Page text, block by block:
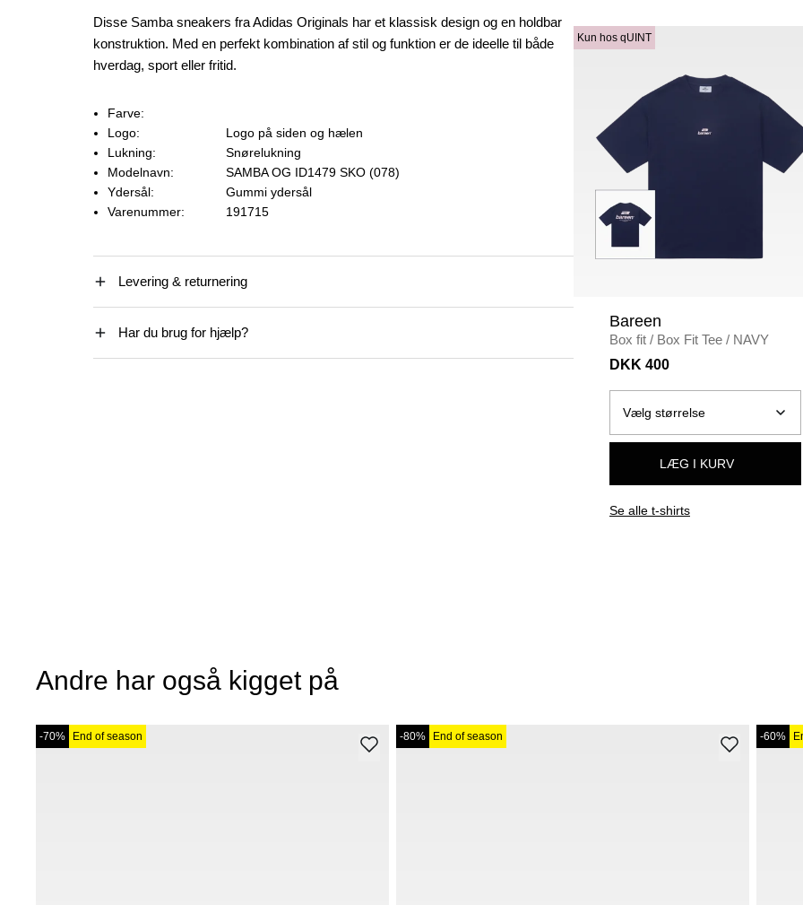
Disse Samba sneakers fra Adidas Originals har et klassisk design og en holdbar
konstruktion. Med en perfekt kombination af stil og funktion er de ideelle til både
hverdag, sport eller fritid.
Farve:
Logo:
Logo på siden og hælen
Lukning:
Snørelukning
Modelnavn:
SAMBA OG ID1479 SKO (078)
Ydersål:
Gummi ydersål
Varenummer:
191715
Levering & returnering
Har du brug for hjælp?
Kun hos qUINT
Bareen
Box fit / Box Fit Tee / NAVY
DKK 400
LÆG I KURV
Se alle t-shirts
Andre har også kigget på
-70% End of season -80% End of season -60%